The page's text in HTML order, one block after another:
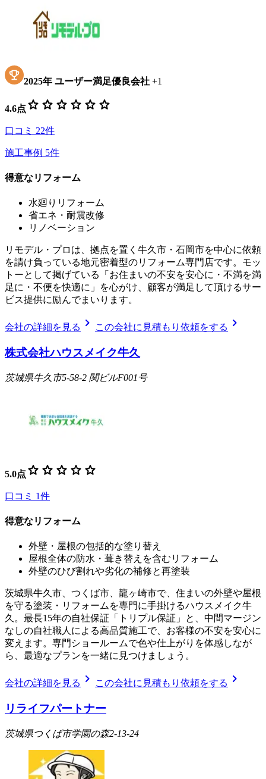
2025年 ユーザー満足優良会社 +1
4.6点 star star star star star star
口コミ 22件
施工事例 5件
得意なリフォーム
水廻りリフォーム
省エネ・耐震改修
リノベーション
リモデル・プロは、拠点を置く牛久市・石岡市を中心に依頼
を請け負っている地元密着型のリフォーム専門店です。モッ
トーとして掲げている「お住まいの不安を安心に・不満を満
足に・不便を快適に」を心がけ、顧客が満足して頂けるサー
ビス提供に励んでまいります。
会社の詳細を見る chevron_right この会社に見積もり依頼をする chevron_right
株式会社ハウスメイク牛久
茨城県牛久市5-58-2 関ビルF001号
5.0点 star star star star star
口コミ 1件
得意なリフォーム
外壁・屋根の包括的な塗り替え
屋根全体の防水・葺き替えを含むリフォーム
外壁のひび割れや劣化の補修と再塗装
茨城県牛久市、つくば市、龍ヶ崎市で、住まいの外壁や屋根
を守る塗装・リフォームを専門に手掛けるハウスメイク牛
久。最長15年の自社保証「トリプル保証」と、中間マージン
なしの自社職人による高品質施工で、お客様の不安を安心に
変えます。専門ショールームで色や仕上がりを体感しなが
ら、最適なプランを一緒に見つけましょう。
会社の詳細を見る chevron_right この会社に見積もり依頼をする chevron_right
リライフパートナー
茨城県つくば市学園の森2-13-24